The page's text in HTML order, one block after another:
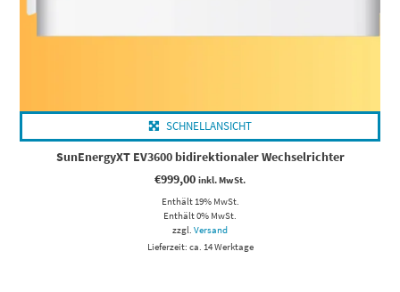
SCHNELLANSICHT
SunEnergyXT EV3600 bidirektionaler Wechselrichter
€999,00 inkl. MwSt.
Enthält 19% MwSt.
Enthält 0% MwSt.
zzgl. Versand
Lieferzeit: ca. 14 Werktage